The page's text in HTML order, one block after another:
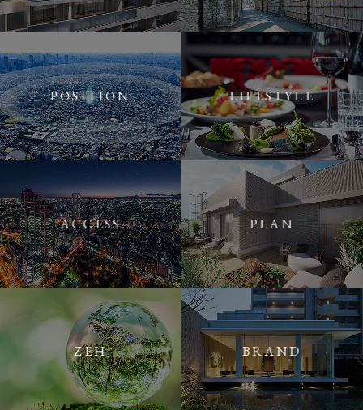
POSITION LIFESTYLE
ACCESS PLAN
ZEH BRAND